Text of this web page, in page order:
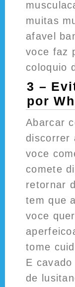
muitas
afavel
voce faz
coloquio
3 –
por
Abarcar
discorrer
voce
comete
retornar
tem que
voce
tome
E
de